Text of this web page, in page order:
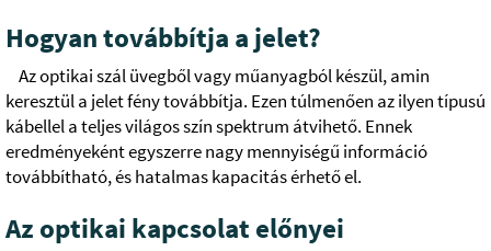
Hogyan továbbítja a jelet?
Az optikai szál üvegből vagy műanyagból készül, amin
keresztül a jelet fény továbbítja. Ezen túlmenően az ilyen típusú
kábellel a teljes világos szín spektrum átvihető. Ennek
eredményeként egyszerre nagy mennyiségű információ
továbbítható, és hatalmas kapacitás érhető el.
Az optikai kapcsolat előnyei